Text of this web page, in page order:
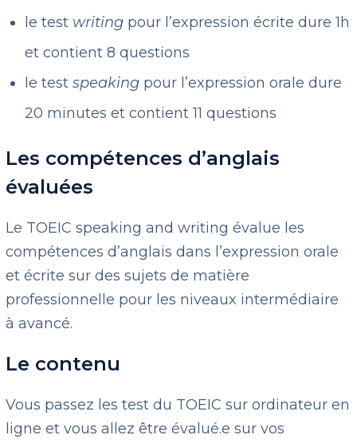
le test writingpour l’expression écrite dure 1h
et contient 8 questions
le test speaking pour l’expression orale dure
20 minutes et contient 11 questions
Les compétences d’anglais
évaluées
Le TOEIC speaking and writing évalue les
compétences d’anglais dans l’expression orale
et écrite sur des sujets de matière
professionnelle pour les niveaux intermédiaire
à avancé.
Le contenu
Vous passez les test du TOEIC sur ordinateur en
ligne et vous allez être évalué.e sur vos